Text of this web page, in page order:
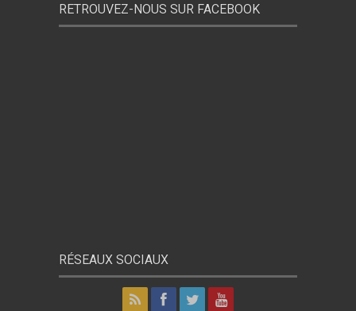
RETROUVEZ-NOUS SUR FACEBOOK
RÉSEAUX SOCIAUX